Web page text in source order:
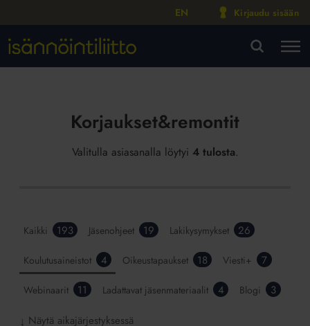
EN Kirjaudu sisään
Korjaukset&remontit
Valitulla asiasanalla löytyi 4 tulosta.
Kaikki 193 Jäsenohjeet 19 Lakikysymykset 26
Koulutusaineistot 4 Oikeustapaukset 18 Viesti+ 7
Webinaarit 11 Ladattavat jäsenmateriaalit 4 Blogi 3
↓ Näytä aikajärjestyksessä